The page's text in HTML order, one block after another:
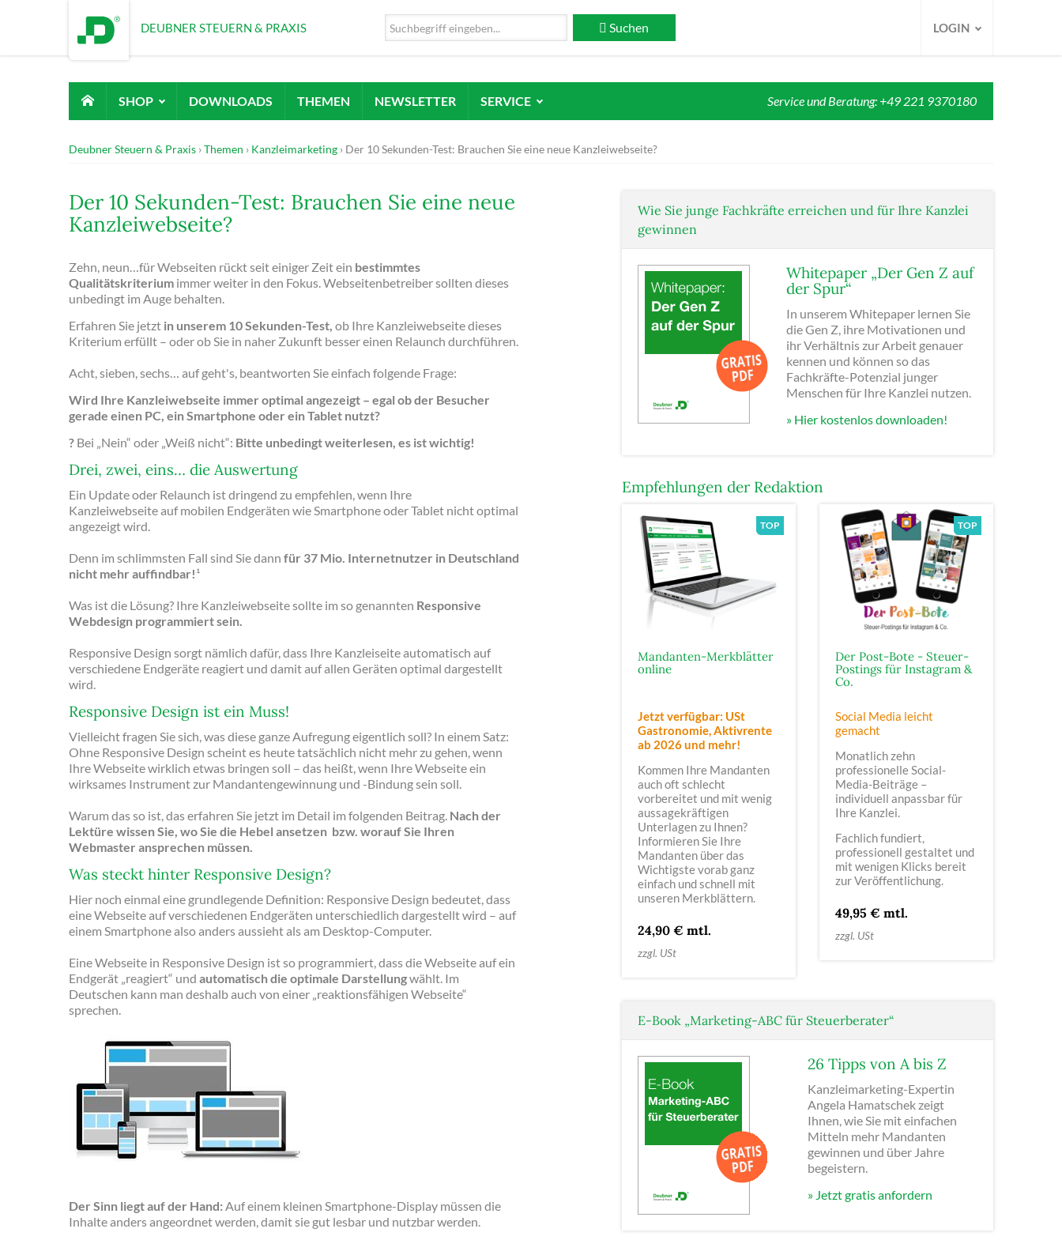
DEUBNER STEUERN & PRAXIS Suchen LOGIN
SHOP DOWNLOADS THEMEN NEWSLETTER SERVICE Service und Beratung: +49 221 9370180
Deubner Steuern & Praxis Themen Kanzleimarketing Der 10 Sekunden-Test: Brauchen Sie eine neue Kanzleiwebseite?
Der 10 Sekunden-Test: Brauchen Sie eine neue
Kanzleiwebseite?
Zehn, neun…für Webseiten rückt seit einiger Zeit ein bestimmtes
Qualitätskriterium immer weiter in den Fokus. Webseitenbetreiber sollten dieses
unbedingt im Auge behalten.
Erfahren Sie jetzt in unserem 10 Sekunden-Test, ob Ihre Kanzleiwebseite dieses
Kriterium erfüllt – oder ob Sie in naher Zukunft besser einen Relaunch durchführen.
Acht, sieben, sechs… auf geht's, beantworten Sie einfach folgende Frage:
Wird Ihre Kanzleiwebseite immer optimal angezeigt – egal ob der Besucher
gerade einen PC, ein Smartphone oder ein Tablet nutzt?
? Bei „Nein“ oder „Weiß nicht“: Bitte unbedingt weiterlesen, es ist wichtig!
Drei, zwei, eins… die Auswertung
Ein Update oder Relaunch ist dringend zu empfehlen, wenn Ihre
Kanzleiwebseite auf mobilen Endgeräten wie Smartphone oder Tablet nicht optimal
angezeigt wird.
Denn im schlimmsten Fall sind Sie dann für 37 Mio. Internetnutzer in Deutschland
nicht mehr auffindbar!¹
Was ist die Lösung? Ihre Kanzleiwebseite sollte im so genannten Responsive
Webdesign programmiert sein.
Responsive Design sorgt nämlich dafür, dass Ihre Kanzleiseite automatisch auf
verschiedene Endgeräte reagiert und damit auf allen Geräten optimal dargestellt
wird.
Responsive Design ist ein Muss!
Vielleicht fragen Sie sich, was diese ganze Aufregung eigentlich soll? In einem Satz:
Ohne Responsive Design scheint es heute tatsächlich nicht mehr zu gehen, wenn
Ihre Webseite wirklich etwas bringen soll – das heißt, wenn Ihre Webseite ein
wirksames Instrument zur Mandantengewinnung und -Bindung sein soll.
Warum das so ist, das erfahren Sie jetzt im Detail im folgenden Beitrag. Nach der
Lektüre wissen Sie, wo Sie die Hebel ansetzen bzw. worauf Sie Ihren
Webmaster ansprechen müssen.
Was steckt hinter Responsive Design?
Hier noch einmal eine grundlegende Definition: Responsive Design bedeutet, dass
eine Webseite auf verschiedenen Endgeräten unterschiedlich dargestellt wird – auf
einem Smartphone also anders aussieht als am Desktop-Computer.
Eine Webseite in Responsive Design ist so programmiert, dass die Webseite auf ein
Endgerät „reagiert“ und automatisch die optimale Darstellungwählt. Im
Deutschen kann man deshalb auch von einer „reaktionsfähigen Webseite“
sprechen.
Der Sinn liegt auf der Hand: Auf einem kleinen Smartphone-Display müssen die
Inhalte anders angeordnet werden, damit sie gut lesbar und nutzbar werden.
Wie Sie junge Fachkräfte erreichen und für Ihre Kanzlei
gewinnen
Whitepaper „Der Gen Z auf
der Spur“
In unserem Whitepaper lernen Sie
die Gen Z, ihre Motivationen und
ihr Verhältnis zur Arbeit genauer
kennen und können so das
Fachkräfte-Potenzial junger
Menschen für Ihre Kanzlei nutzen.
» Hier kostenlos downloaden!
Empfehlungen der Redaktion
Mandanten-Merkblätter
online
Jetzt verfügbar: USt
Gastronomie, Aktivrente
ab 2026und mehr!
Kommen Ihre Mandanten
auch oft schlecht
vorbereitet und mit wenig
aussagekräftigen
Unterlagen zu Ihnen?
Informieren Sie Ihre
Mandanten über das
Wichtigste vorab ganz
einfach und schnell mit
unseren Merkblättern.
24,90 € mtl.
zzgl. USt
Der Post-Bote - Steuer-
Postings für Instagram &
Co.
Social Media leicht
gemacht
Monatlich zehn
professionelle Social-
Media-Beiträge –
individuell anpassbar für
Ihre Kanzlei.
Fachlich fundiert,
professionell gestaltet und
mit wenigen Klicks bereit
zur Veröffentlichung.
49,95 € mtl.
zzgl. USt
E-Book „Marketing-ABC für Steuerberater“
26 Tipps von A bis Z
Kanzleimarketing-Expertin
Angela Hamatschek zeigt
Ihnen, wie Sie mit einfachen
Mitteln mehr Mandanten
gewinnen und über Jahre
begeistern.
» Jetzt gratis anfordern